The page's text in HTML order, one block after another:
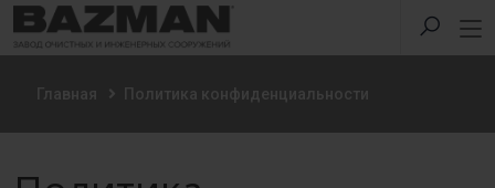
Главная Политика конфиденциальности